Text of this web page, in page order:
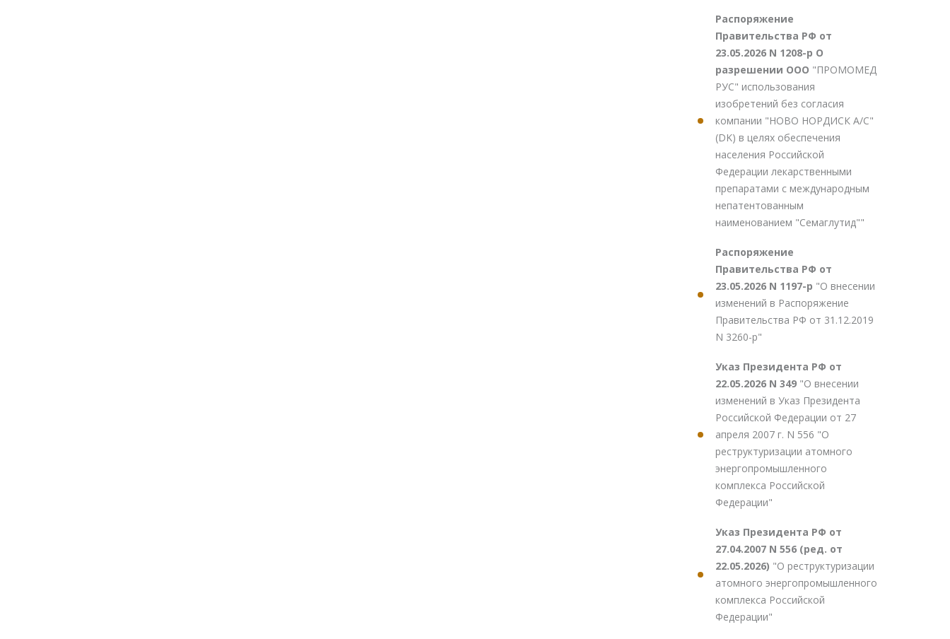
Распоряжение
Правительства РФ от
23.05.2026 N 1208-р О
разрешении ООО "ПРОМОМЕД
РУС" использования
изобретений без согласия
компании "НОВО НОРДИСК А/С"
(DK) в целях обеспечения
населения Российской
Федерации лекарственными
препаратами с международным
непатентованным
наименованием "Семаглутид""
Распоряжение
Правительства РФ от
23.05.2026 N 1197-р "О внесении
изменений в Распоряжение
Правительства РФ от 31.12.2019
N 3260-р"
Указ Президента РФ от
22.05.2026 N 349 "О внесении
изменений в Указ Президента
Российской Федерации от 27
апреля 2007 г. N 556 "О
реструктуризации атомного
энергопромышленного
комплекса Российской
Федерации"
Указ Президента РФ от
27.04.2007 N 556 (ред. от
22.05.2026) "О реструктуризации
атомного энергопромышленного
комплекса Российской
Федерации"